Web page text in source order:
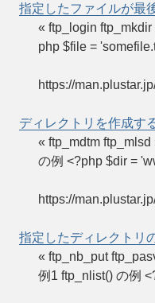
指定したファイルが最
« ftp_login
php $file =
https://
ディレクトリを作成す
« ftp_mdtm
の例 <?php $dir =
https://
指定したディレクトリ
« ftp_nb_put
例1 ftp_nlist() の例